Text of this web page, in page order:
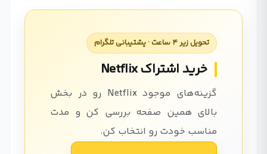
تحویل زیر ۴ ساعت · پشتیبانی تلگرام
خرید اشتراک Netflix
گزینه‌های موجود Netflix رو در بخش
بالای همین صفحه بررسی کن و مدت
مناسب خودت رو انتخاب کن.